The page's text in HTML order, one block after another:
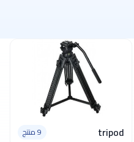
tripod 9 منتج